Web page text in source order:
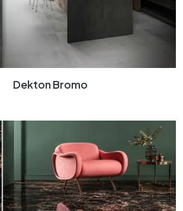
Dekton Bromo